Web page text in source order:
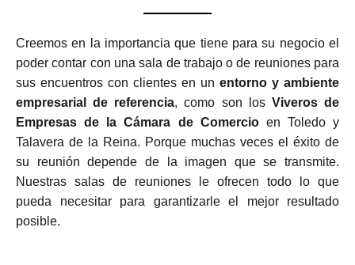
Creemos en la importancia que tiene para su negocio el
poder contar con una sala de trabajo o de reuniones para
sus encuentros con clientes en un entorno y ambiente
empresarial de referencia, como son los Viveros de
Empresas de la Cámara de Comercioen Toledo y
Talavera de la Reina. Porque muchas veces el éxito de
su reunión depende de la imagen que se transmite.
Nuestras salas de reuniones le ofrecen todo lo que
pueda necesitar para garantizarle el mejor resultado
posible.